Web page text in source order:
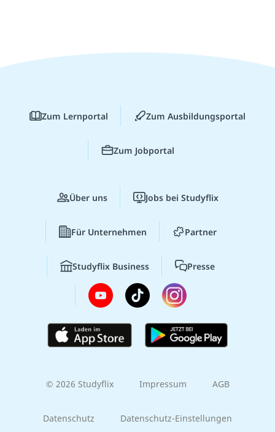
Zum Lernportal Zum Ausbildungsportal
Zum Jobportal
Über uns Jobs bei Studyflix
Für Unternehmen Partner
Studyflix Business Presse
© 2026 Studyflix Impressum AGB
Datenschutz Datenschutz-Einstellungen